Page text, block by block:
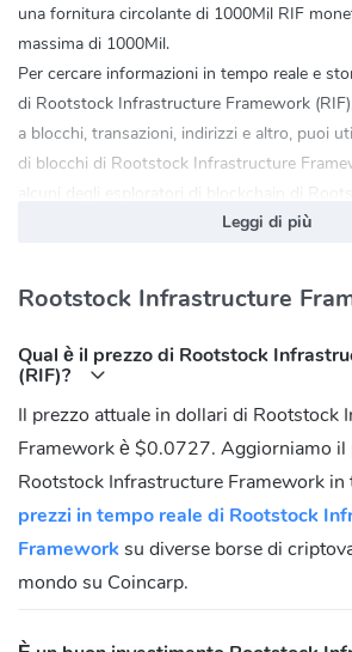
una fornitura circolante di 1000Mil RIF
massima di 1000Mil.
Per cercare informazioni in tempo reale e
di Rootstock Infrastructure Framework
a blocchi, transazioni, indirizzi e altro, puoi
di blocchi di Rootstock Infrastructure
alcuni degli esploratori di blockchain di
Framework (RIF) più popolari e utili:
Rootstock Infrastructure Framework (RIF)
Rootstock Infrastructure
FaceBook:https://www.facebook.com/
Twitter:https://twitter.com/
Reddit: https://www.reddit.com/r/rifos
Leggi di più
Rootstock Infrastructure
Qual è il prezzo di Rootstock
(RIF)?
Il prezzo attuale in dollari di Rootstock
Framework è $0.0727. Aggiorniamo il
Rootstock Infrastructure Framework in
prezzi in tempo reale di Rootstock
Frameworksu diverse borse di
mondo su Coincarp.